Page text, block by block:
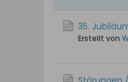
35.
Erstellt von